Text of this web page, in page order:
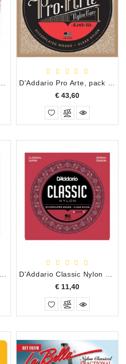
€ 43,60Prijs
€ 11,40Prijs